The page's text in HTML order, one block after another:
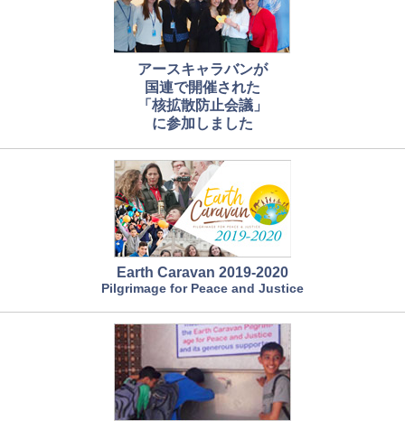
アースキャラバンが
国連で開催された
「核拡散防止会議」
に参加しました
Earth Caravan 2019-2020
Pilgrimage for Peace and Justice